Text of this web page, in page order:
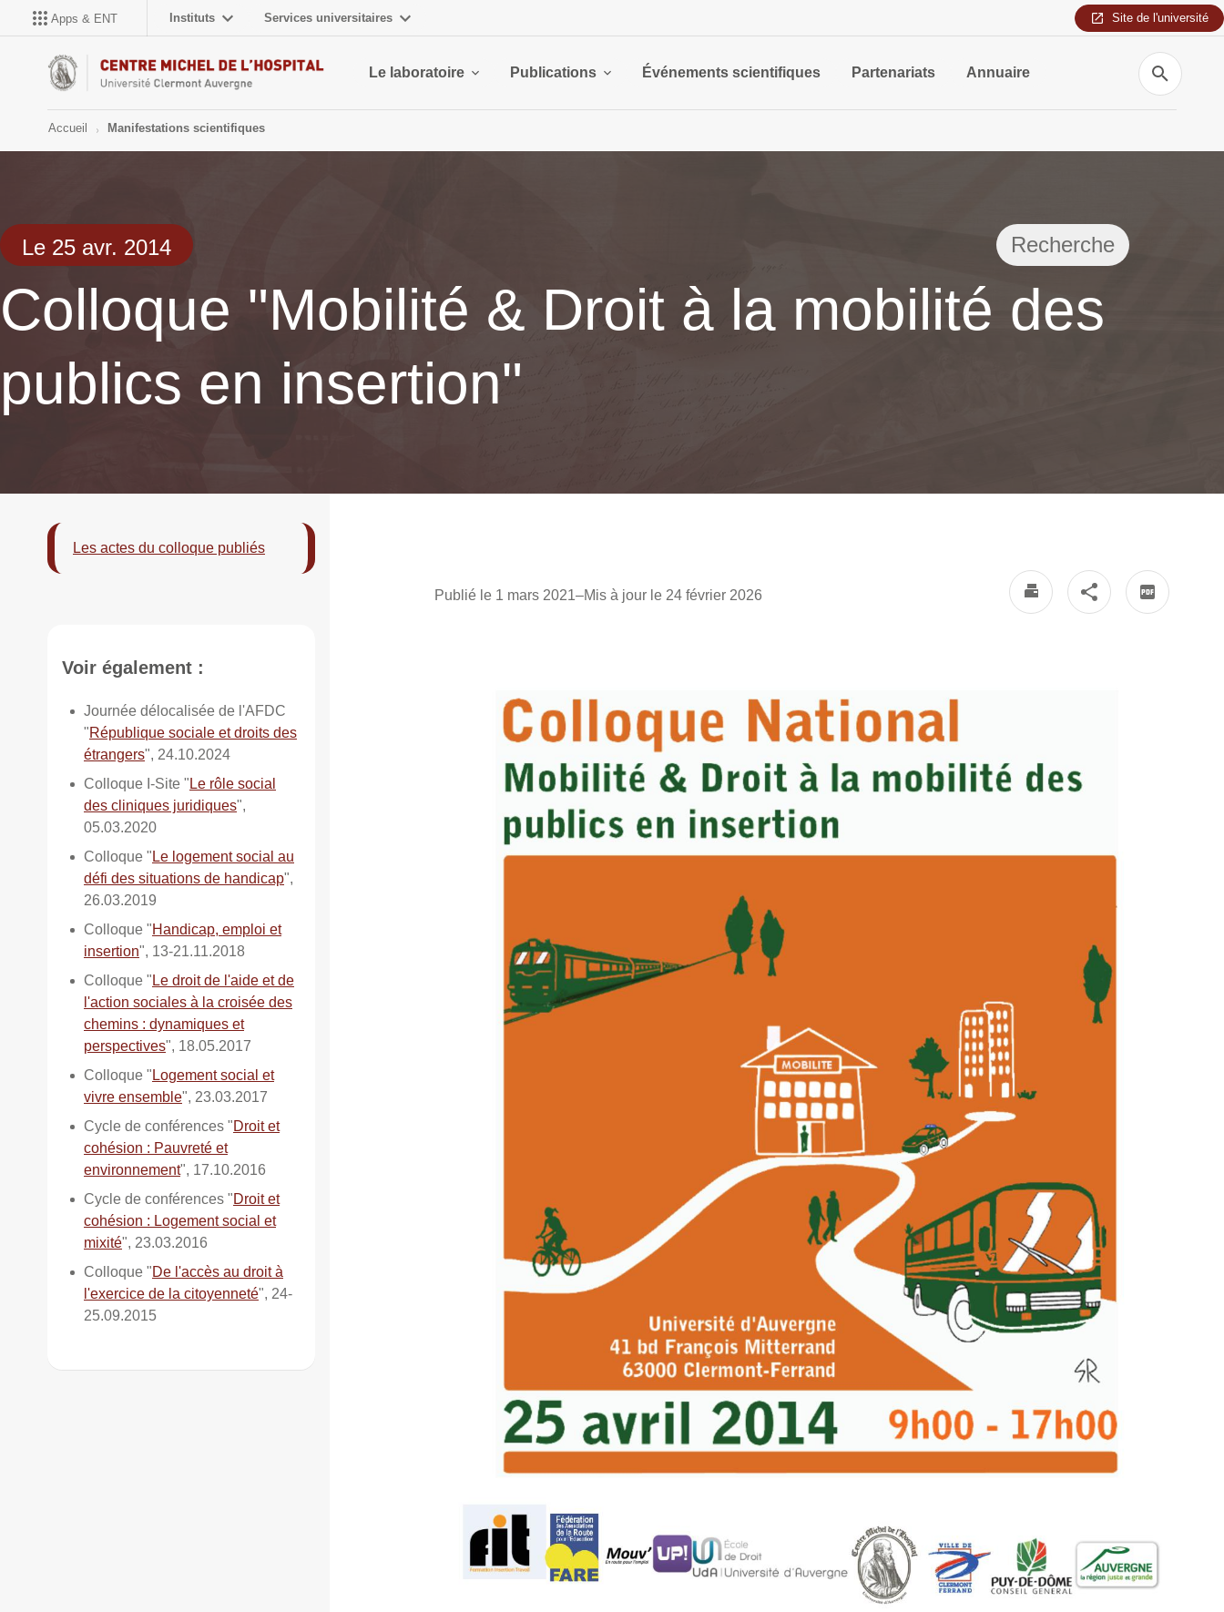
Apps & ENT Instituts Services universitaires Site de l'université
Le laboratoire Publications Événements scientifiques Partenariats Annuaire
Recherche
Accueil Manifestations scientifiques
Le 25 avr. 2014 Recherche
Colloque "Mobilité & Droit à la mobilité des
publics en insertion"
Publié le 1 mars 2021–Mis à jour le 24 février 2026
Les actes du colloque publiés
Voir également :
Journée délocalisée de l'AFDC
"République sociale et droits des
étrangers", 24.10.2024
Colloque I-Site " Le rôle social
des cliniques juridiques",
05.03.2020
Colloque " Le logement social au
défi des situations de handicap",
26.03.2019
Colloque "Handicap, emploi et
insertion", 13-21.11.2018
Colloque " Le droit de l'aide et de
l'action sociales à la croisée des
chemins : dynamiques et
perspectives", 18.05.2017
Colloque " Logement social et
vivre ensemble", 23.03.2017
Cycle de conférences "Droit et
cohésion : Pauvreté et
environnement", 17.10.2016
Cycle de conférences "Droit et
cohésion : Logement social et
mixité", 23.03.2016
Colloque "De l'accès au droit à
l'exercice de la citoyenneté", 24-
25.09.2015